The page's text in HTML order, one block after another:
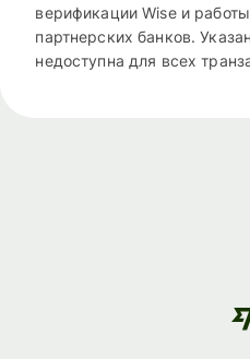
верификации Wise и
партнерских банков.
недоступна для всех